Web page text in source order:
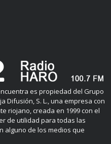
es propiedad del Grupo
Difusión, S. L., una empresa con
riojano, creada en 1999 con el
de utilidad para todas las
alguno de los medios que